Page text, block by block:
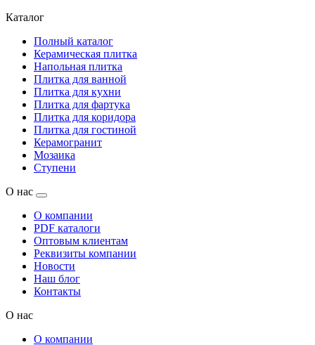
Каталог
Полный каталог
Керамическая плитка
Напольная плитка
Плитка для ванной
Плитка для кухни
Плитка для фартука
Плитка для коридора
Плитка для гостиной
Керамогранит
Мозаика
Ступени
О нас
О компании
PDF каталоги
Оптовым клиентам
Реквизиты компании
Новости
Наш блог
Контакты
О нас
О компании